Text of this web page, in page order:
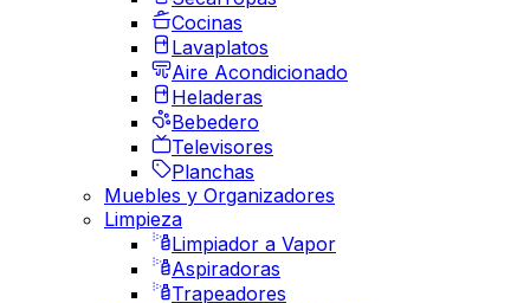
Cocinas
Lavaplatos
Aire Acondicionado
Heladeras
Bebedero
Televisores
Planchas
Muebles y Organizadores
Limpieza
Limpiador a Vapor
Aspiradoras
Trapeadores